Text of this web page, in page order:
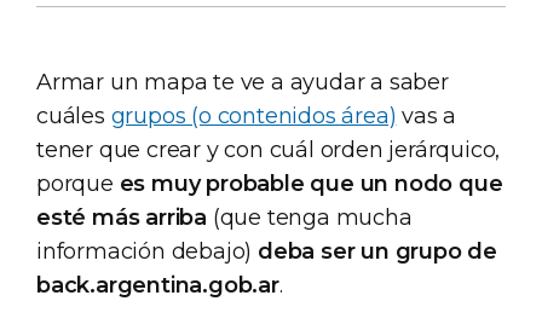
Armar un mapa te ve a ayudar a saber
cuáles grupos (o contenidos área) vas a
tener que crear y con cuál orden jerárquico,
porque es muy probable que un nodo que
esté más arriba (que tenga mucha
información debajo) deba ser un grupo de
back.argentina.gob.ar.